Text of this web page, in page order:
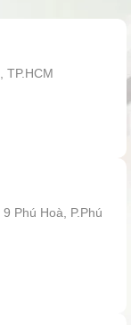
TP.HCM
Phú Hoà, P.Phú